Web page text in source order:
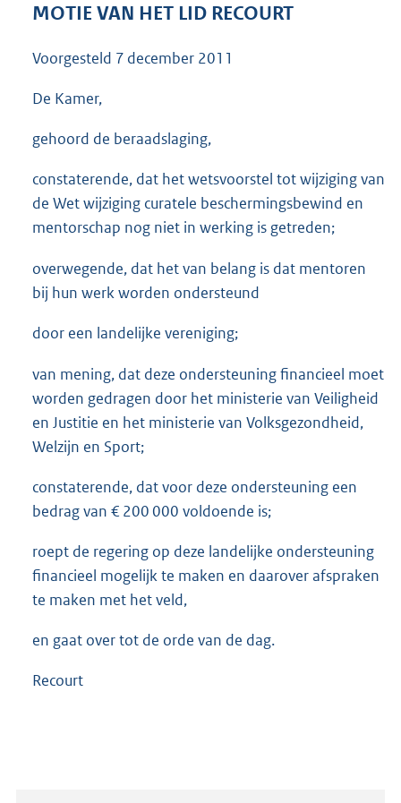
e
MOTIE VAN HET LID RECOURT
Voorgesteld 7 december 2011
De Kamer,
gehoord de beraadslaging,
constaterende, dat het wetsvoorstel tot wijziging van
de Wet wijziging curatele beschermingsbewind en
mentorschap nog niet in werking is getreden;
overwegende, dat het van belang is dat mentoren
bij hun werk worden ondersteund
door een landelijke vereniging;
van mening, dat deze ondersteuning financieel moet
worden gedragen door het ministerie van Veiligheid
en Justitie en het ministerie van Volksgezondheid,
Welzijn en Sport;
constaterende, dat voor deze ondersteuning een
bedrag van € 200 000 voldoende is;
roept de regering op deze landelijke ondersteuning
financieel mogelijk te maken en daarover afspraken
te maken met het veld,
en gaat over tot de orde van de dag.
Recourt